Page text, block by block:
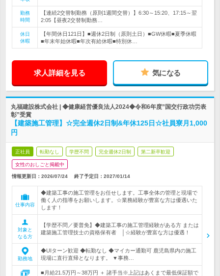
勤務
時間
【連続2交替制勤務（原則1週間交替）】6:30～15:20、17:15～翌
2:05【昼夜2交替制勤務…
休日
休暇
【年間休日121日】■週休2日制（原則土日）■GW休暇■夏季休暇
■年末年始休暇■年次有給休暇■特別休…
求人詳細を見る 気になる
丸福建設株式会社 | ◆健康経営優良法人2024◆令和6年度”国交行政功労表
彰”受賞
【建築施工管理】☆完全週休2日制&年休125日☆社員寮月1,000
円
正社員 転勤なし 学歴不問 完全週休2日制 第二新卒歓迎
女性のおしごと掲載中
情報更新日：2026/07/24 終了予定日： 2027/01/14
仕事内容
◆建築工事の施工管理をお任せします。工事全体の管理と現場で
働く人の指導をお願いします。☆業務経験が豊富な方は優遇いた
します！
対象と
なる方
【学歴不問／要普免】◆建築工事の施工管理経験がある方 または
建築施工管理技士の資格保有者 │☆経験が豊富な方は優遇！
勤務地
◆UIターン歓迎 ◆転勤なし ◆マイカー通勤可 鹿児島県内の施工
現場に直行直帰となります。 ▼事務…
■月給21.5万円～38万円 ＋ 諸手当※上記はあくまで最低保証額で